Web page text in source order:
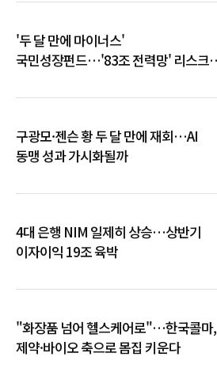
'두 달 만에 마이너스'
국민성장펀드…'83조 전력망' 리스크
구광모·젠슨 황 두 달 만에 재회…AI
동맹 성과 가시화될까
4대 은행 NIM 일제히 상승…상반기
이자이익 19조 육박
"화장품 넘어 헬스케어로"…한국콜마,
제약·바이오 축으로 몸집 키운다